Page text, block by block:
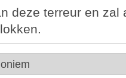
deze terreur en zal